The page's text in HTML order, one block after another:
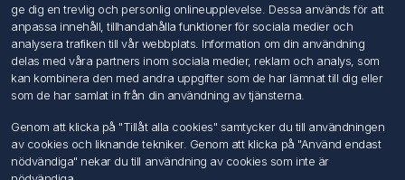
Kundtjänst
Sök
Mitt konto
Mina ordrar
Mina adresser
ge dig en trevlig och personlig onlineupplevelse. Dessa används för att
anpassa innehåll, tillhandahålla funktioner för sociala medier och
analysera trafiken till vår webbplats. Information om din användning
delas med våra partners inom sociala medier, reklam och analys, som
kan kombinera den med andra uppgifter som de har lämnat till dig eller
som de har samlat in från din användning av tjänsterna.
Genom att klicka på "Tillåt alla cookies" samtycker du till användningen
av cookies och liknande tekniker. Genom att klicka på "Använd endast
nödvändiga" nekar du till användning av cookies som inte är